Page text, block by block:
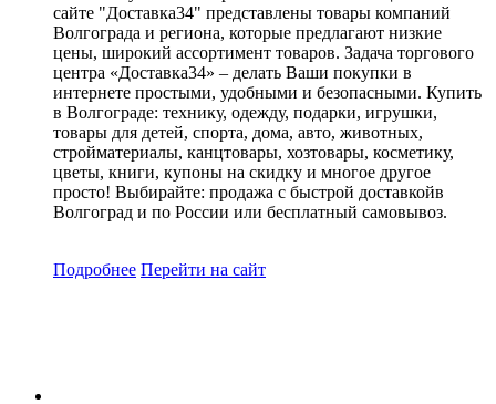
сайте "Доставка34" представлены товары компаний
Волгограда и региона, которые предлагают низкие
цены, широкий ассортимент товаров. Задача торгового
центра «Доставка34» – делать Ваши покупки в
интернете простыми, удобными и безопасными. Купить
в Волгограде: технику, одежду, подарки, игрушки,
товары для детей, спорта, дома, авто, животных,
стройматериалы, канцтовары, хозтовары, косметику,
цветы, книги, купоны на скидку и многое другое
просто! Выбирайте: продажа с быстрой доставкойв
Волгоград и по России или бесплатный самовывоз.
Подробнее Перейти на сайт